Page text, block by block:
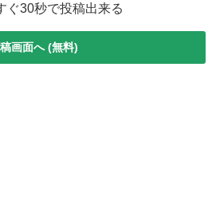
ぐ30秒で投稿出来る
画面へ (無料)